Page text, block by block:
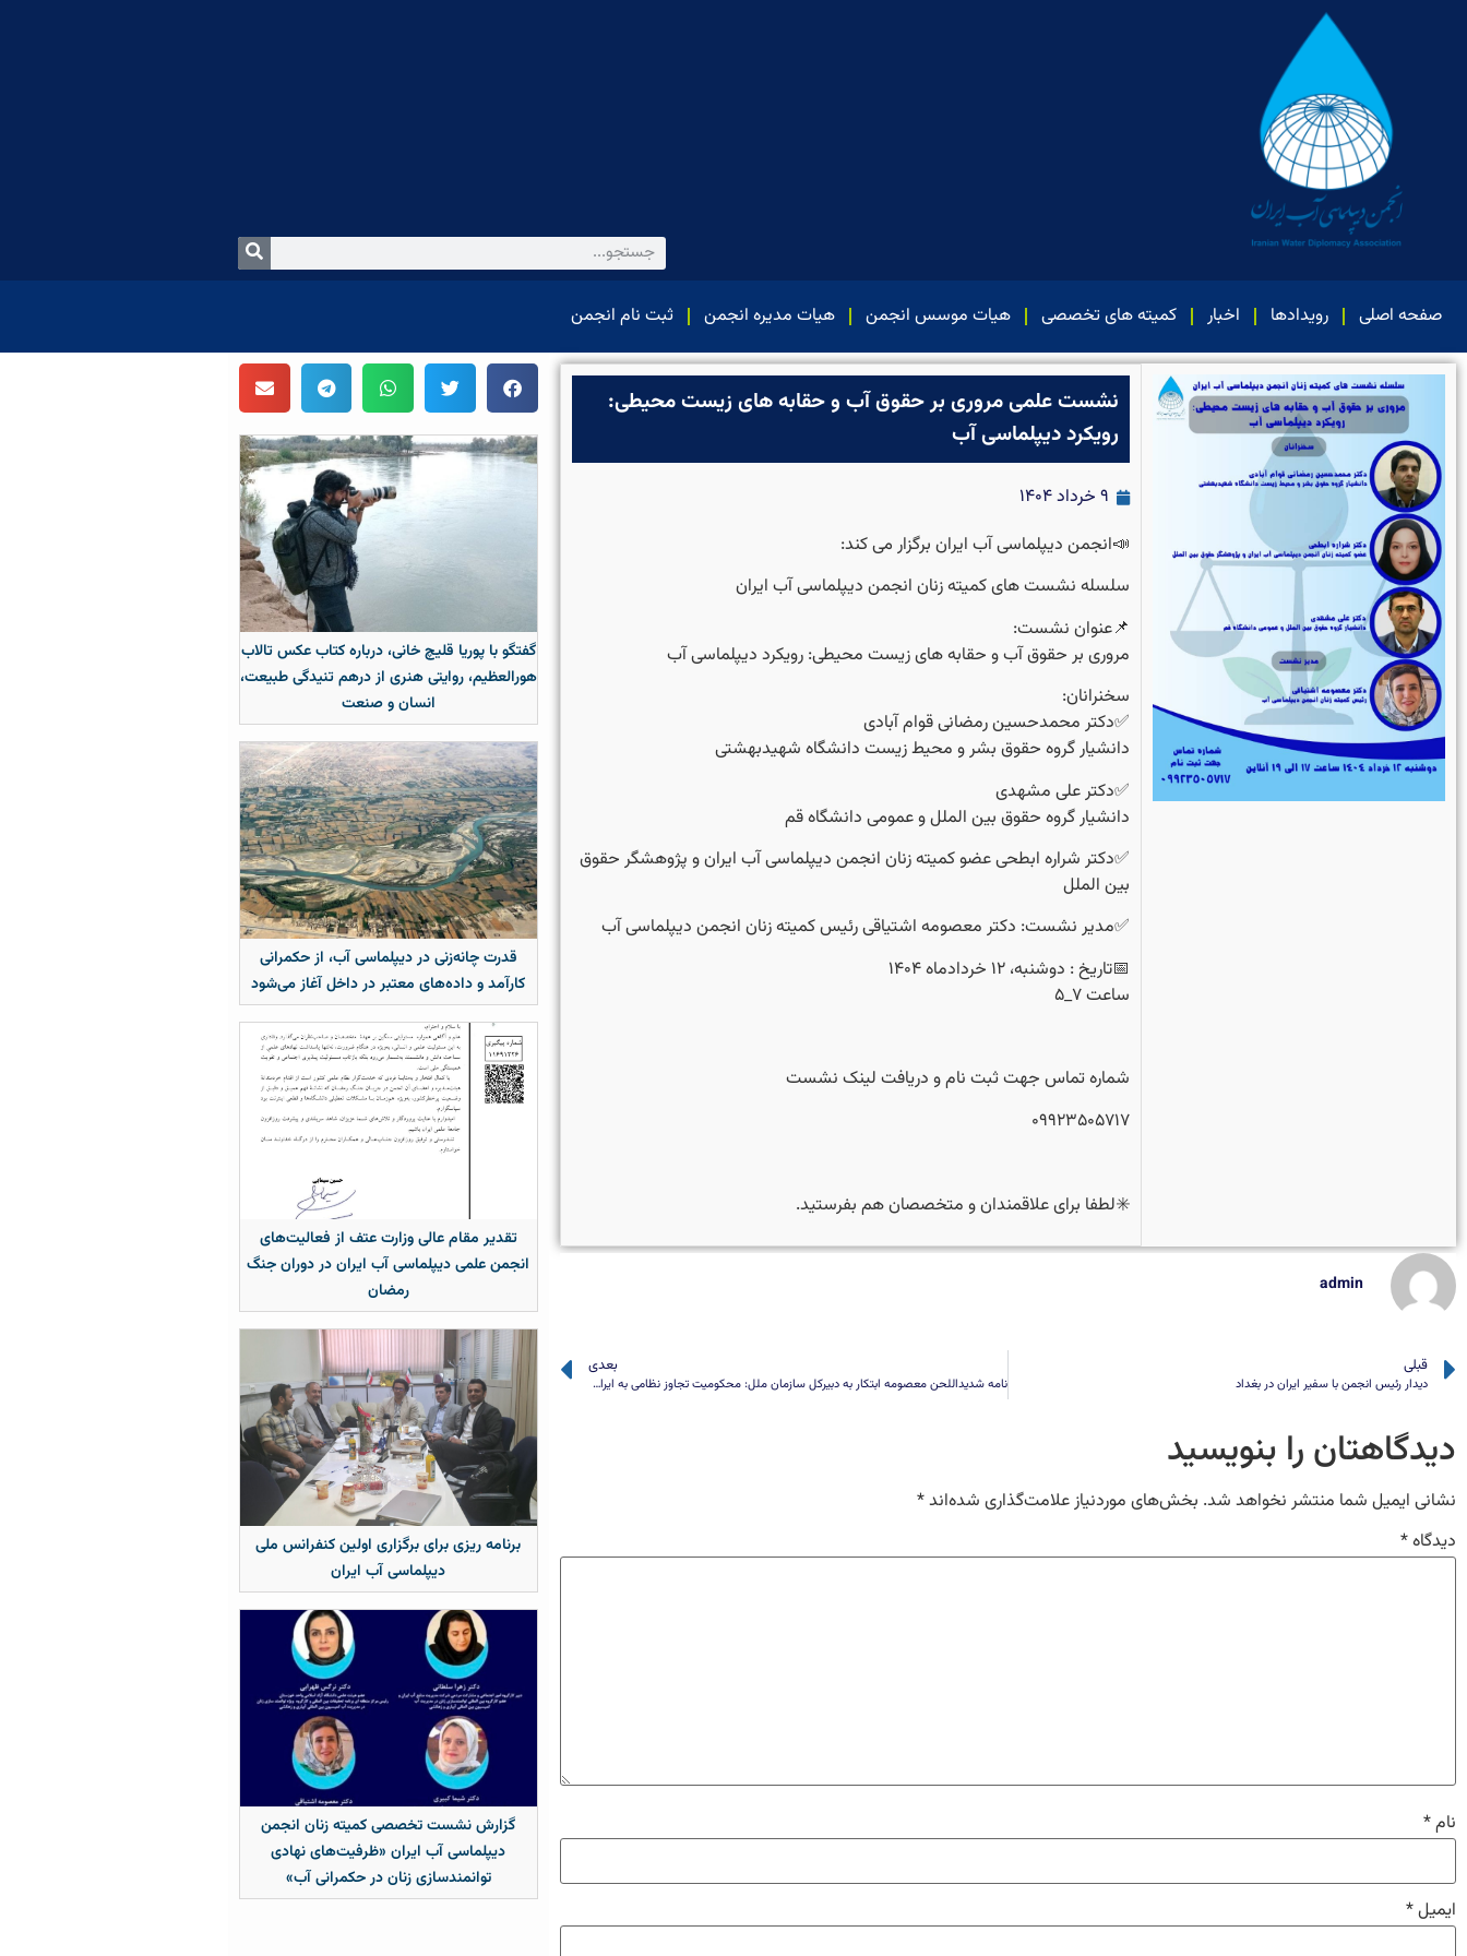
صفحه اصلی رویدادها اخبار کمیته های تخصصی هیات موسس انجمن هیات مدیره انجمن ثبت نام انجمن
نشست علمی مروری بر حقوق آب و حقابه های زیست محیطی:
رویکرد دیپلماسی آب
۹ خرداد ۱۴۰۴
📣انجمن دیپلماسی آب ایران برگزار می کند:
سلسله نشست های کمیته زنان انجمن‌ دیپلماسی آب ایران
📌عنوان نشست:
مروری بر حقوق آب و حقابه های زیست محیطی: رویکرد دیپلماسی آب
سخنرانان:
✅️دکتر محمدحسین رمضانی قوام آبادی
دانشیار گروه حقوق بشر و محیط زیست دانشگاه شهیدبهشتی
✅️دکتر علی مشهدی
دانشیار گروه حقوق بین الملل و عمومی دانشگاه قم
✅️دکتر شراره ابطحی عضو کمیته زنان انجمن دیپلماسی آب ایران و پژوهشگر حقوق
بین الملل
✅️مدیر نشست: دکتر معصومه اشتیاقی رئیس کمیته زنان انجمن دیپلماسی آب
📅تاریخ : دوشنبه، ۱۲ خردادماه ۱۴۰۴
ساعت ۷_۵
شماره تماس جهت ثبت نام و دریافت لینک نشست
۰۹۹۲۳۵۰۵۷۱۷
✳️لطفا برای علاقمندان و متخصصان هم بفرستید.
admin
قبلی
دیدار رئیس انجمن با سفیر ایران در بغداد
بعدی
نامه شدیداللحن معصومه ابتکار به دبیرکل سازمان ملل: محکومیت تجاوز نظامی به ایران و پیامدهای زیست محیطی و انسانی
دیدگاهتان را بنویسید
نشانی ایمیل شما منتشر نخواهد شد. بخش‌های موردنیاز علامت‌گذاری شده‌اند*
دیدگاه*
نام*
ایمیل*
گفتگو با پوریا قلیچ خانی، درباره کتاب عکس تالاب
هورالعظیم، روایتی هنری از درهم تنیدگی طبیعت،
انسان و صنعت
قدرت چانه‌زنی در دیپلماسی آب، از حکمرانی
کارآمد و داده‌های معتبر در داخل آغاز می‌شود
تقدیر مقام عالی وزارت عتف از فعالیت‌های
انجمن علمی دیپلماسی آب ایران در دوران جنگ
رمضان
برنامه ریزی برای برگزاری اولین کنفرانس ملی
دیپلماسی آب ایران
گزارش نشست تخصصی کمیته زنان انجمن
دیپلماسی آب ایران «ظرفیت‌های نهادی
توانمندسازی زنان در حکمرانی آب»